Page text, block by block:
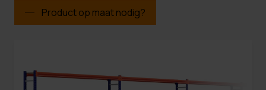
Product op maat nodig?